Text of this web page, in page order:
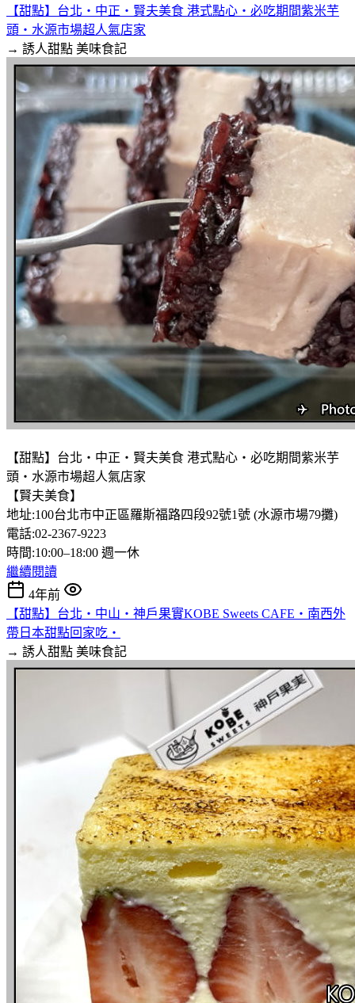
【甜點】台北‧中正‧賢夫美食 港式點心‧必吃期間紫米芋
頭‧水源市場超人氣店家
→ 誘人甜點 美味食記
【甜點】台北‧中正‧賢夫美食 港式點心‧必吃期間紫米芋
頭‧水源市場超人氣店家
【賢夫美食】
地址:100台北市中正區羅斯福路四段92號1號 (水源市場79攤)
電話:02-2367-9223
時間:10:00–18:00 週一休
繼續閱讀
4年前
【甜點】台北‧中山‧神戶果實KOBE Sweets CAFE‧南西外
帶日本甜點回家吃‧
→ 誘人甜點 美味食記